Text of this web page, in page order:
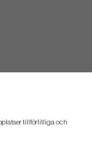
tillförlitliga och